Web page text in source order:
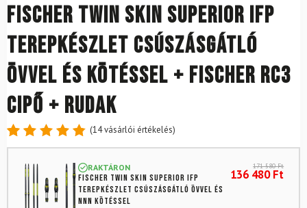
FISCHER Twin Skin Superior IFP
terepkészlet csúszásgátló
övvel és kötéssel + Fischer RC3
cipő + rudak
Értékelés
5-ből,
14
értékelés
alapján
(14vásárlói értékelés)
RAKTÁRON
FISCHER Twin Skin Superior IFP
terepkészlet csúszásgátló övvel és
NNN kötéssel
171 580Ft
136 480Ft